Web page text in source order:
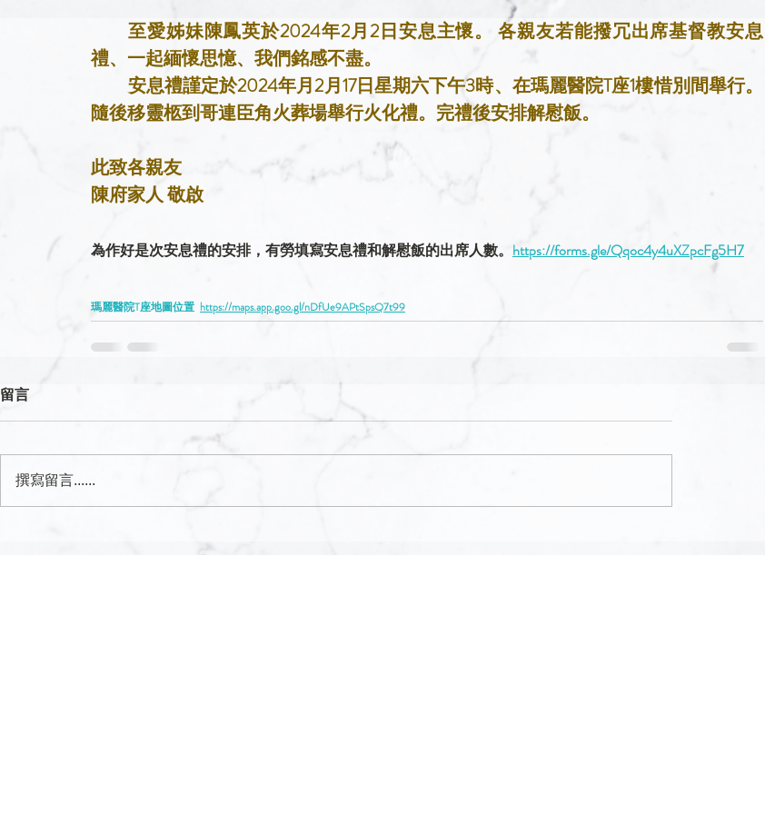
至愛姊妹陳鳳英於2024年2月2日安息主懷。 各親友若能撥冗出席基督教安息
禮、一起緬懷思憶、我們銘感不盡。
安息禮謹定於2024年月2月17日星期六下午3時、在瑪麗醫院T座1樓惜別間舉行。
隨後移靈柩到哥連臣角火葬場舉行火化禮。完禮後安排解慰飯。
此致各親友
陳府家人 敬啟
為作好是次安息禮的安排，有勞填寫安息禮和解慰飯的出席人數。 https://forms.gle/Qqoc4y4uXZpcFg5H7
瑪麗醫院T座地圖位置 https://maps.app.goo.gl/nDfUe9APtSpsQ7t99
留言
撰寫留言......